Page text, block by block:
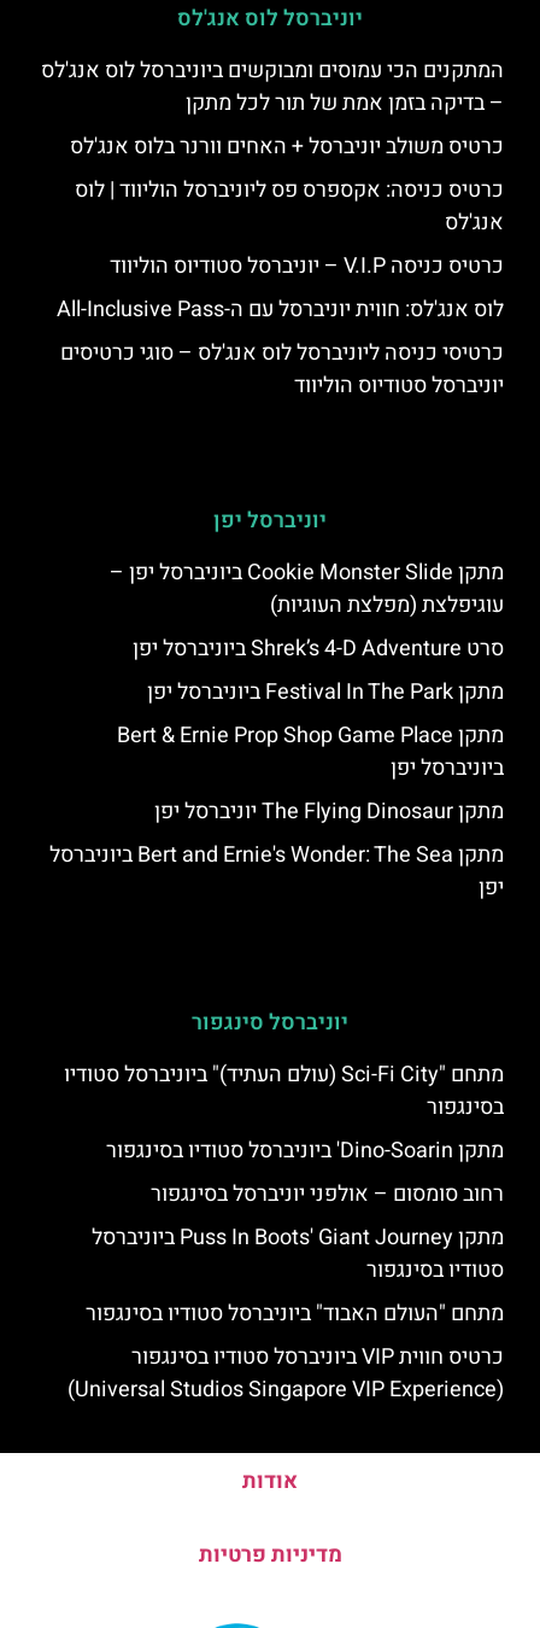
יוניברסל לוס אנג'לס
המתקנים הכי עמוסים ומבוקשים ביוניברסל לוס אנג'לס
– בדיקה בזמן אמת של תור לכל מתקן
כרטיס משולב יוניברסל + האחים וורנר בלוס אנג'לס
כרטיס כניסה: אקספרס פס ליוניברסל הוליווד | לוס
אנג'לס
כרטיס כניסה V.I.P – יוניברסל סטודיוס הוליווד
לוס אנג'לס: חווית יוניברסל עם ה-All-Inclusive Pass
כרטיסי כניסה ליוניברסל לוס אנג'לס – סוגי כרטיסים
יוניברסל סטודיוס הוליווד
יוניברסל יפן
מתקן Cookie Monster Slide ביוניברסל יפן –
עוגיפלצת (מפלצת העוגיות)
סרט Shrek’s 4-D Adventure ביוניברסל יפן
מתקן Festival In The Park ביוניברסל יפן
מתקן Bert & Ernie Prop Shop Game Place
ביוניברסל יפן
מתקן The Flying Dinosaur יוניברסל יפן
מתקן Bert and Ernie's Wonder: The Sea ביוניברסל
יפן
יוניברסל סינגפור
מתחם "Sci-Fi City (עולם העתיד)" ביוניברסל סטודיו
בסינגפור
מתקן Dino-Soarin' ביוניברסל סטודיו בסינגפור
רחוב סומסום – אולפני יוניברסל בסינגפור
מתקן Puss In Boots' Giant Journey ביוניברסל
סטודיו בסינגפור
מתחם "העולם האבוד" ביוניברסל סטודיו בסינגפור
כרטיס חווית VIP ביוניברסל סטודיו בסינגפור
(Universal Studios Singapore VIP Experience)
אודות
מדיניות פרטיות